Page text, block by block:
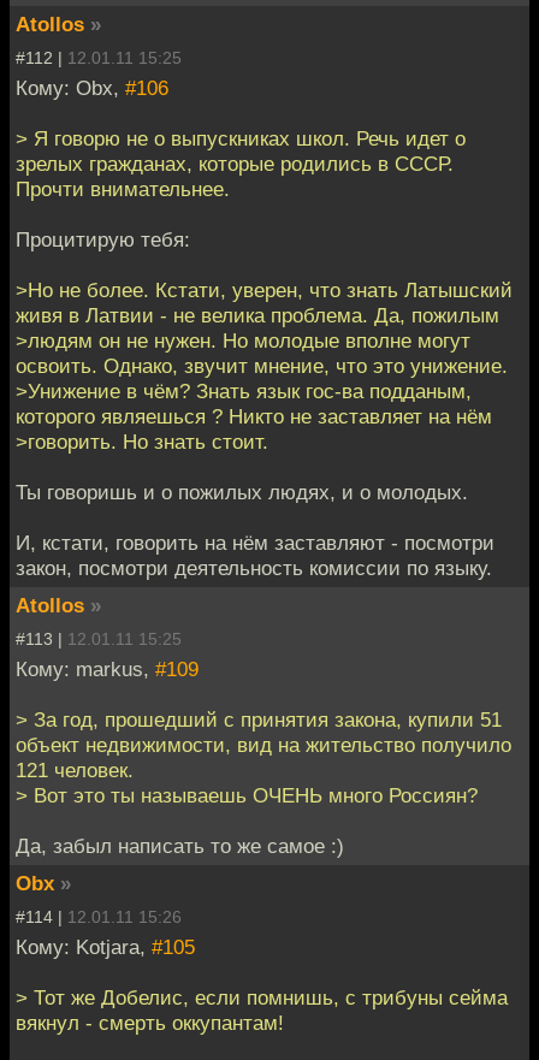
Atollos »
#112 | 12.01.11 15:25
Кому: Obx, #106
> Я говорю не о выпускниках школ. Речь идет о
зрелых гражданах, которые родились в СССР.
Прочти внимательнее.
Процитирую тебя:
>Но не более. Кстати, уверен, что знать Латышский
живя в Латвии - не велика проблема. Да, пожилым
>людям он не нужен. Но молодые вполне могут
освоить. Однако, звучит мнение, что это унижение.
>Унижение в чём? Знать язык гос-ва подданым,
которого являешься ? Никто не заставляет на нём
>говорить. Но знать стоит.
Ты говоришь и о пожилых людях, и о молодых.
И, кстати, говорить на нём заставляют - посмотри
закон, посмотри деятельность комиссии по языку.
Atollos »
#113 | 12.01.11 15:25
Кому: markus, #109
> За год, прошедший с принятия закона, купили 51
объект недвижимости, вид на жительство получило
121 человек.
> Вот это ты называешь ОЧЕНЬ много Россиян?
Да, забыл написать то же самое :)
Obx »
#114 | 12.01.11 15:26
Кому: Kotjara, #105
> Тот же Добелис, если помнишь, с трибуны сейма
вякнул - смерть оккупантам!